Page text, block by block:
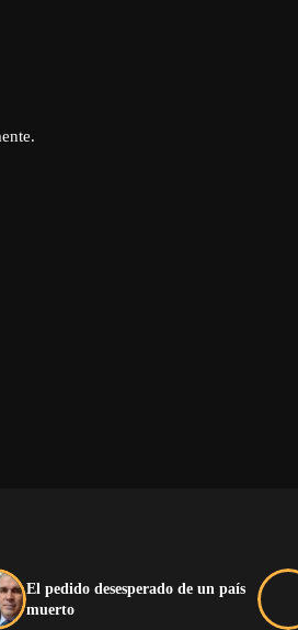
El pedido desesperado de un país
muerto